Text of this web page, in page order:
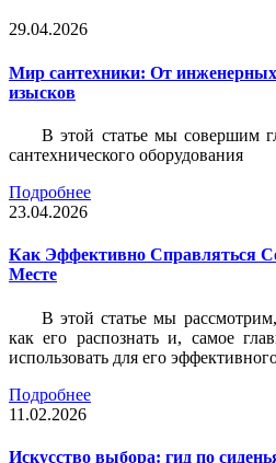
29.04.2026
Мир сантехники: От инженерных
изысков
В этой статье мы совершим
сантехнического оборудования
Подробнее
23.04.2026
Как Эффективно Справляться
Месте
В этой статье мы
как его распознать и, самое
использовать для его
Подробнее
11.02.2026
Искусство выбора: гид по